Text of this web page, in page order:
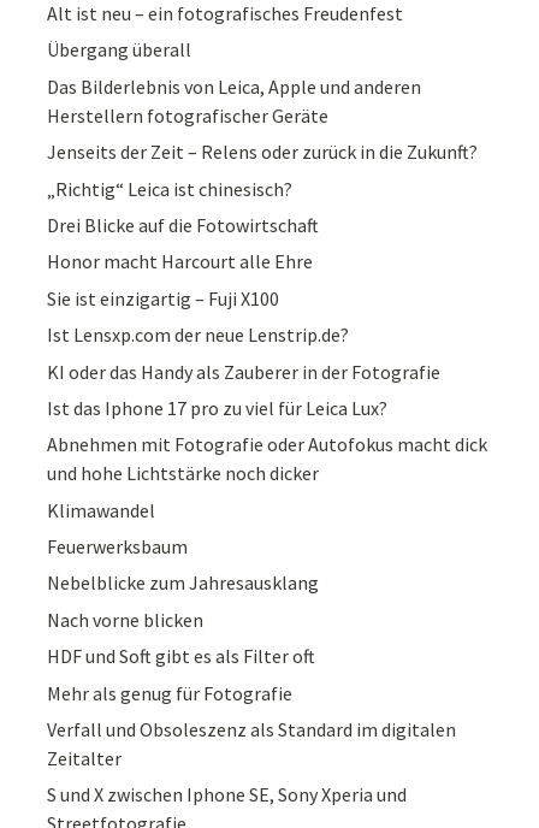
Alt ist neu – ein fotografisches Freudenfest
Übergang überall
Das Bilderlebnis von Leica, Apple und anderen
Herstellern fotografischer Geräte
Jenseits der Zeit – Relens oder zurück in die Zukunft?
„Richtig“ Leica ist chinesisch?
Drei Blicke auf die Fotowirtschaft
Honor macht Harcourt alle Ehre
Sie ist einzigartig – Fuji X100
Ist Lensxp.com der neue Lenstrip.de?
KI oder das Handy als Zauberer in der Fotografie
Ist das Iphone 17 pro zu viel für Leica Lux?
Abnehmen mit Fotografie oder Autofokus macht dick
und hohe Lichtstärke noch dicker
Klimawandel
Feuerwerksbaum
Nebelblicke zum Jahresausklang
Nach vorne blicken
HDF und Soft gibt es als Filter oft
Mehr als genug für Fotografie
Verfall und Obsoleszenz als Standard im digitalen
Zeitalter
S und X zwischen Iphone SE, Sony Xperia und